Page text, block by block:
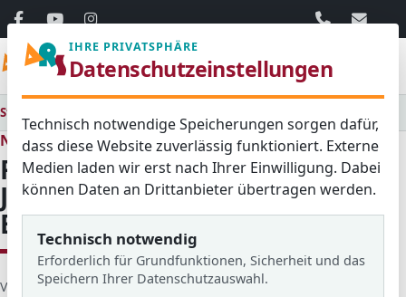
06103 / 30
Startseite
Neues aus dem Schulleben
Fußballturnier der 7.
Jahrgangsstufe ein voller
Erfolg
D
Veröffentlicht von: TaylorErstellt am: 17. Mai 2023
IHRE PRIVATSPHÄRE
Datenschutzeinstellungen
Technisch notwendige Speicherungen sorgen dafür,
dass diese Website zuverlässig funktioniert. Externe
Medien laden wir erst nach Ihrer Einwilligung. Dabei
können Daten an Drittanbieter übertragen werden.
Technisch notwendig
Erforderlich für Grundfunktionen, Sicherheit und das
Speichern Ihrer Datenschutzauswahl.